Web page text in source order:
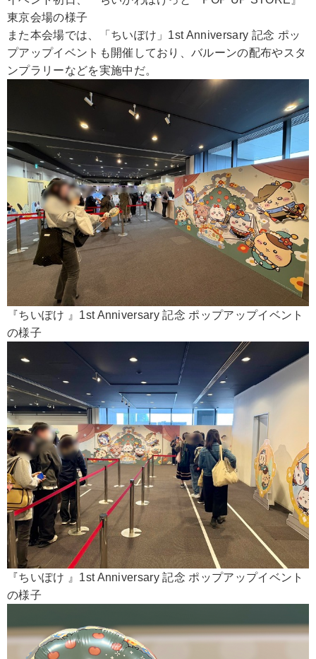
東京会場の様子
また本会場では、「ちいぽけ」1st Anniversary 記念 ポッ
プアップイベントも開催しており、バルーンの配布やスタ
ンプラリーなどを実施中だ。
『ちいぽけ 』1st Anniversary 記念 ポップアップイベント
の様子
『ちいぽけ 』1st Anniversary 記念 ポップアップイベント
の様子